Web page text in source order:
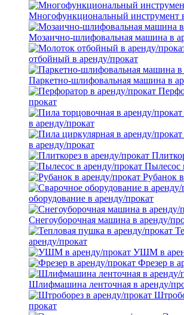
Многофункциональный инструмент
Мозаично-шлифовальная машина в
отбойный в аренду/прокат
Паркетно-шлифовальная машина в
прокат
в аренду/прокат
в аренду/прокат
Пылесос
Рубанок
оборудование в аренду/прокат
Снегоуборочная машина в аренду/
аренду/прокат
УШМ в
Фрезер в
Шлифмашина ленточная в аренду/
прокат